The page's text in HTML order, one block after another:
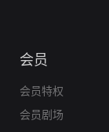
会员
会员特权
会员剧场